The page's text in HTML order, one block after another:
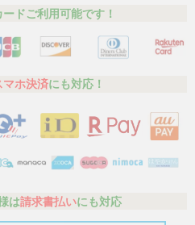
ドご利用可能です！
マホ決済にも対応！
は請求書払いにも対応